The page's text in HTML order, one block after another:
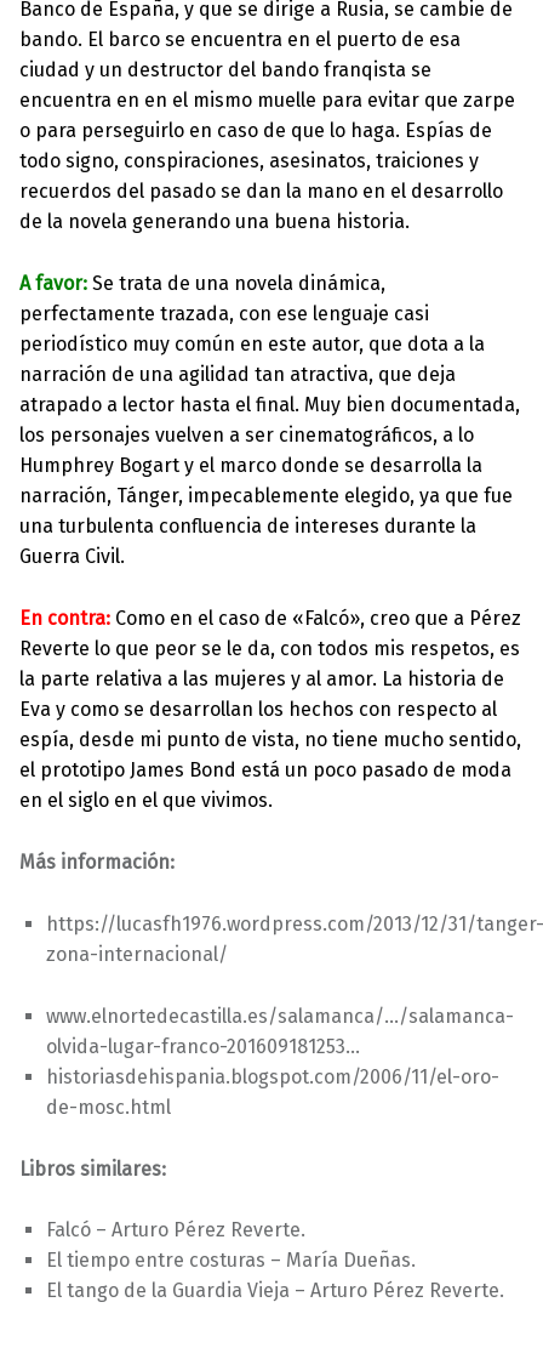
Banco de España, y que se dirige a Rusia, se cambie de
bando. El barco se encuentra en el puerto de esa
ciudad y un destructor del bando franqista se
encuentra en en el mismo muelle para evitar que zarpe
o para perseguirlo en caso de que lo haga. Espías de
todo signo, conspiraciones, asesinatos, traiciones y
recuerdos del pasado se dan la mano en el desarrollo
de la novela generando una buena historia.
A favor: Se trata de una novela dinámica,
perfectamente trazada, con ese lenguaje casi
periodístico muy común en este autor, que dota a la
narración de una agilidad tan atractiva, que deja
atrapado a lector hasta el final. Muy bien documentada,
los personajes vuelven a ser cinematográficos, a lo
Humphrey Bogart y el marco donde se desarrolla la
narración, Tánger, impecablemente elegido, ya que fue
una turbulenta confluencia de intereses durante la
Guerra Civil.
En contra: Como en el caso de «Falcó», creo que a Pérez
Reverte lo que peor se le da, con todos mis respetos, es
la parte relativa a las mujeres y al amor. La historia de
Eva y como se desarrollan los hechos con respecto al
espía, desde mi punto de vista, no tiene mucho sentido,
el prototipo James Bond está un poco pasado de moda
en el siglo en el que vivimos.
Más información:
https://lucasfh1976.wordpress.com/2013/12/31/
zona-internacional/
www.elnortedecastilla.es/salamanca/…/salamanca-
olvida-lugar-franco-201609181253…
historiasdehispania.blogspot.com/2006/11/el-oro-
de-mosc.html
Libros similares:
Falcó – Arturo Pérez Reverte.
El tiempo entre costuras – María Dueñas.
El tango de la Guardia Vieja – Arturo Pérez Reverte.